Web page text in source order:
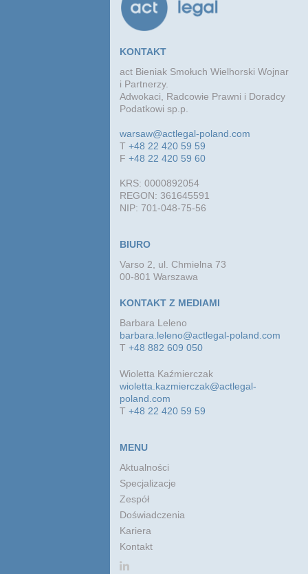
KONTAKT
act Bieniak Smołuch Wielhorski Wojnar
i Partnerzy.
Adwokaci, Radcowie Prawni i Doradcy
Podatkowi sp.p.
warsaw@actlegal-poland.com
T+48 22 420 59 59
F+48 22 420 59 60
KRS: 0000892054
REGON: 361645591
NIP: 701-048-75-56
BIURO
Varso 2, ul. Chmielna 73
00-801 Warszawa
KONTAKT Z MEDIAMI
Barbara Leleno
barbara.leleno@actlegal-poland.com
T+48 882 609 050
Wioletta Kaźmierczak
wioletta.kazmierczak@actlegal-
poland.com
T+48 22 420 59 59
MENU
Aktualności
Specjalizacje
Zespół
Doświadczenia
Kariera
Kontakt